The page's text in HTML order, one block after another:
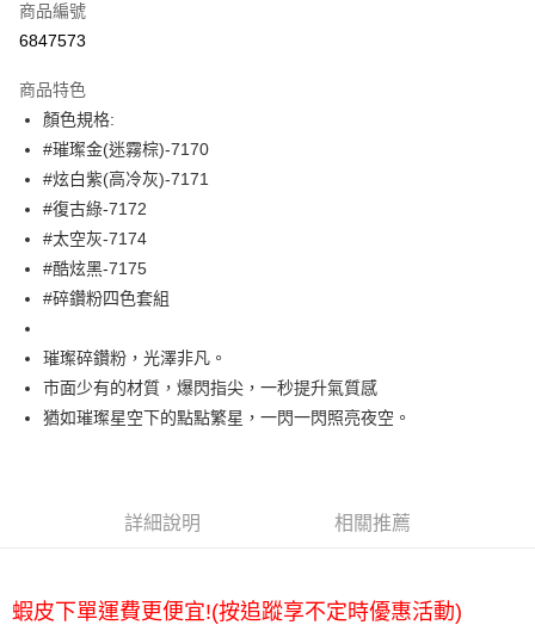
超商取貨付款
悠遊付
ATM付款
運送方式
每筆NT$65，滿NT$2,000(含以上)免運費
7-11取貨付款
每筆NT$65，滿NT$2,000(含以上)免運費
宅配
商品編號
6847573
商品特色
顏色規格:
#璀璨金(迷霧棕)-7170
#炫白紫(高冷灰)-7171
#復古綠-7172
#太空灰-7174
#酷炫黑-7175
#碎鑽粉四色套組
璀璨碎鑽粉，光澤非凡。
市面少有的材質，爆閃指尖，一秒提升氣質感
猶如璀璨星空下的點點繁星，一閃一閃照亮夜空。
詳細說明 相關推薦
蝦皮下單運費更便宜!(按追蹤享不定時優惠活動)